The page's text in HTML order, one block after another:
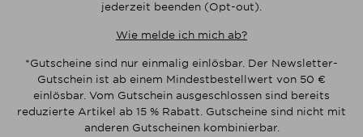
jederzeit beenden (Opt-out).
Wie melde ich mich ab?
*Gutscheine sind nur einmalig einlösbar. Der Newsletter-
Gutschein ist ab einem Mindestbestellwert von 50 €
einlösbar. Vom Gutschein ausgeschlossen sind bereits
reduzierte Artikel ab 15 % Rabatt. Gutscheine sind nicht mit
anderen Gutscheinen kombinierbar.